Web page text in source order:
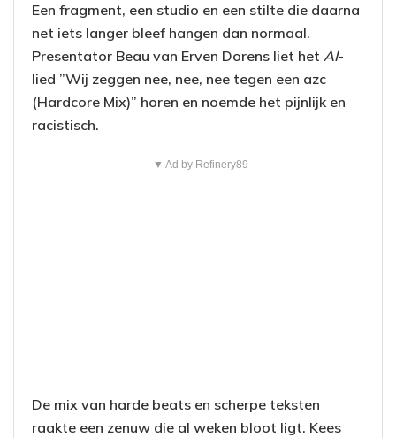
Een fragment, een studio en een stilte die daarna
net iets langer bleef hangen dan normaal.
Presentator Beau van Erven Dorens liet het AI-
lied ”Wij zeggen nee, nee, nee tegen een azc
(Hardcore Mix)” horen en noemde het pijnlijk en
racistisch.
▼ Ad by Refinery89
De mix van harde beats en scherpe teksten
raakte een zenuw die al weken bloot ligt. Kees